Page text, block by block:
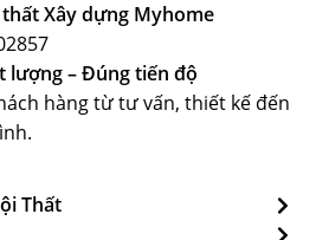
Xây dựng Myhome
lượng – Đúng tiến độ
hàng từ tư vấn, thiết kế đến
Thất